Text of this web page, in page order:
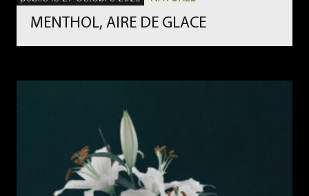
MENTHOL, AIRE DE GLACE